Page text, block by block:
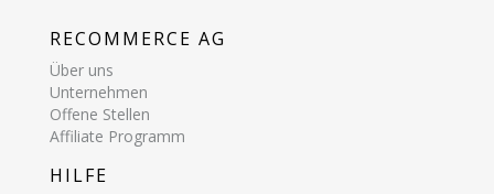
RECOMMERCE AG
Über uns
Unternehmen
Offene Stellen
Affiliate Programm
HILFE